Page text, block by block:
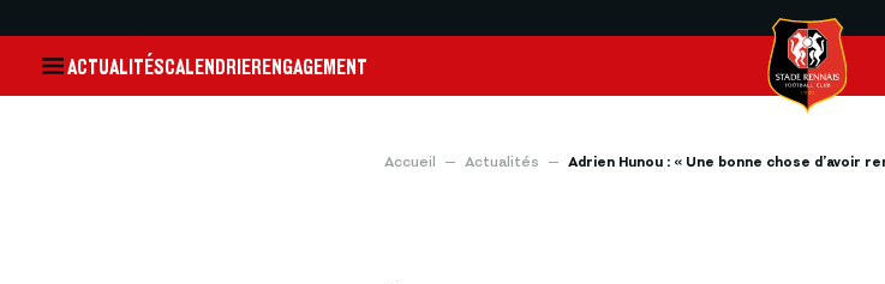
ACTUALITÉSCALENDRIERENGAGEMENT
Accueil Actualités Adrien Hunou : « Une bonne chose d’avoir